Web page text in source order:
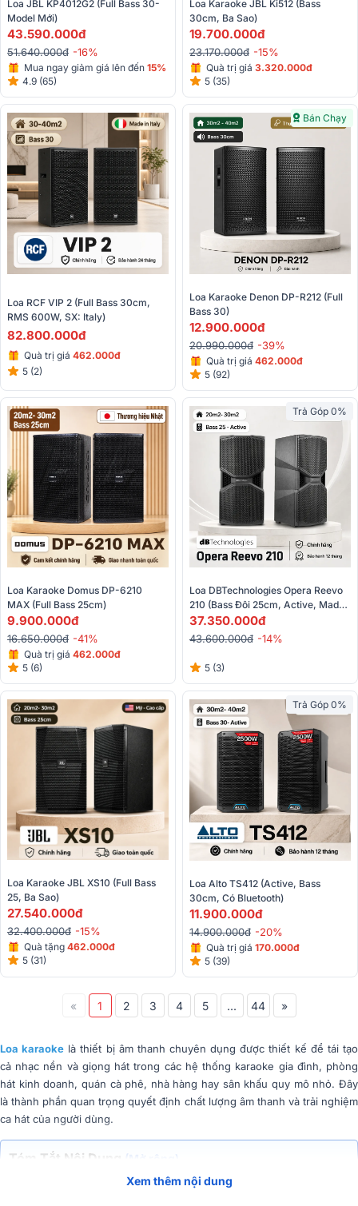
Loa JBL KP4012G2 (full Bass 30-
Model Mới)
43.590.000đ
51.640.000đ -16%
Mua ngay giảm giá lên đến 15%
4.9 (65)
Loa Karaoke JBL Ki512 (bass
30cm, Ba Sao)
19.700.000đ
23.170.000đ -15%
Quà trị giá 3.320.000đ
5 (35)
Loa RCF VIP 2 (Full Bass 30cm,
RMS 600W, SX: Italy)
82.800.000đ
Quà trị giá 462.000đ
5 (2)
Bán Chạy
Loa Karaoke Denon DP-R212 (Full
Bass 30)
12.900.000đ
20.990.000đ -39%
Quà trị giá 462.000đ
5 (92)
Loa Karaoke Domus DP-6210
MAX (Full Bass 25cm)
9.900.000đ
16.650.000đ -41%
Quà trị giá 462.000đ
5 (6)
Trả Góp 0%
Loa DBTechnologies Opera Reevo
210 (Bass Đôi 25cm, Active, Made
In Italy, Từ Neo)
37.350.000đ
43.600.000đ -14%
5 (3)
Loa Karaoke JBL XS10 (full Bass
25, Ba Sao)
27.540.000đ
32.400.000đ -15%
Quà tặng 462.000đ
5 (31)
Trả Góp 0%
Loa Alto TS412 (Active, Bass
30cm, Có Bluetooth)
11.900.000đ
14.900.000đ -20%
Quà trị giá 170.000đ
5 (39)
« 1 2 3 4 5 ... 44 »
Loa karaoke là thiết bị âm thanh chuyên dụng được thiết kế để tái tạo
cả nhạc nền và giọng hát trong các hệ thống karaoke gia đình, phòng
hát kinh doanh, quán cà phê, nhà hàng hay sân khấu quy mô nhỏ. Đây
là thành phần quan trọng quyết định chất lượng âm thanh và trải nghiệm
ca hát của người dùng.
Tóm Tắt Nội Dung (Mở rộng)
Xem thêm nội dung